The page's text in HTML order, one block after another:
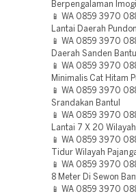
Berpengalaman
📱 WA 0859 3970
Lantai Daerah
📱 WA 0859 3970
Daerah Sanden Bantul
📱 WA 0859 3970
Minimalis Cat Hitam
📱 WA 0859 3970
Srandakan Bantul
📱 WA 0859 3970
Lantai 7 X 20
📱 WA 0859 3970
Tidur Wilayah
📱 WA 0859 3970
8 Meter Di Sewon
📱 WA 0859 3970